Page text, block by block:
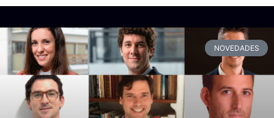
NOVEDADES